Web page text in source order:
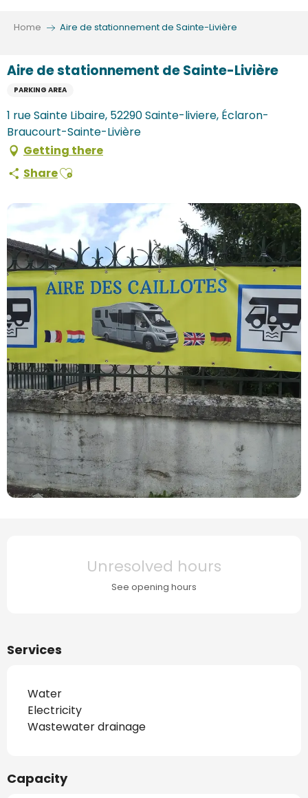
Home Aire de stationnement de Sainte-Livière
Aire de stationnement de Sainte-Livière
PARKING AREA
1 rue Sainte Libaire, 52290 Sainte-liviere, Éclaron-
Braucourt-Sainte-Livière
Getting there
ShareAjouter aux favoris
Unresolved hours
See opening hours
Services
Water
Electricity
Wastewater drainage
Capacity